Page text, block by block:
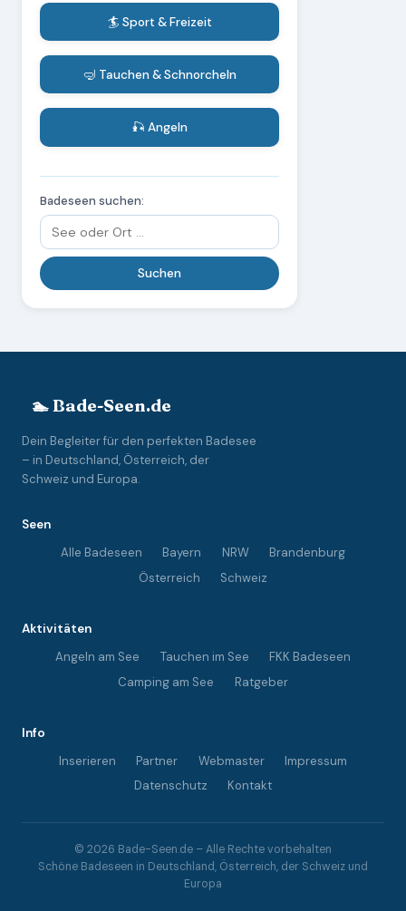
🏄 Sport & Freizeit
🤿 Tauchen & Schnorcheln
🎣 Angeln
Badeseen suchen:
🏊 Bade-Seen.de
Dein Begleiter für den perfekten Badesee
– in Deutschland, Österreich, der
Schweiz und Europa.
Seen
Alle Badeseen
Bayern NRW
Brandenburg
Österreich
Schweiz
Aktivitäten
Angeln am See
Tauchen im See
FKK Badeseen
Camping am See
Ratgeber
Info
Inserieren
Partner Webmaster
Impressum
Datenschutz
Kontakt
© 2026 Bade-Seen.de – Alle Rechte vorbehalten
Schöne Badeseen in Deutschland, Österreich, der Schweiz und
Europa